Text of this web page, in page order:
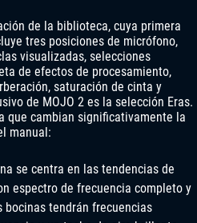
de la biblioteca, cuya primera
tres posiciones de micrófono,
visualizadas, selecciones
de efectos de procesamiento,
saturación de cinta y
de MOJO 2 es la selección Eras.
que cambian significativamente la
manual:
se centra en las tendencias de
espectro de frecuencia completo y
tendrán frecuencias